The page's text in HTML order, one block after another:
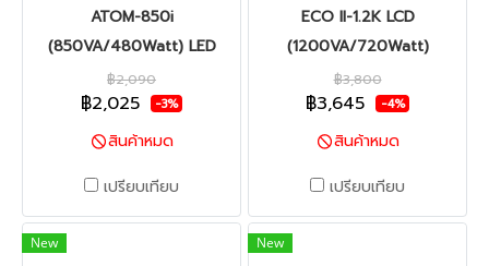
ATOM-850i
(850VA/480Watt) LED
฿2,090
฿2,025 -3%
สินค้าหมด
เปรียบเทียบ
ECO II-1.2K LCD
(1200VA/720Watt)
฿3,800
฿3,645 -4%
สินค้าหมด
เปรียบเทียบ
New New